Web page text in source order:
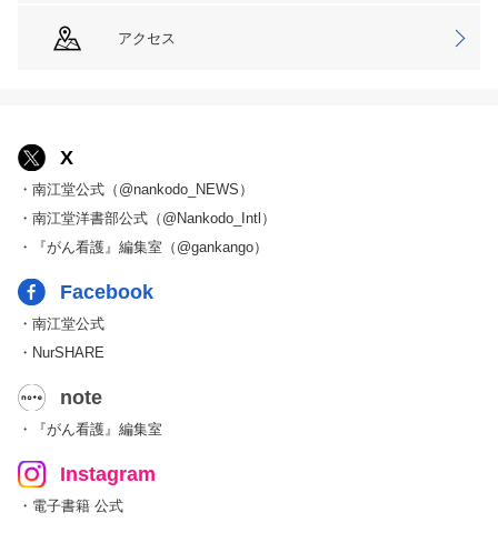
アクセス
X
・南江堂公式（@nankodo_NEWS）
・南江堂洋書部公式（@Nankodo_Intl）
・『がん看護』編集室（@gankango）
Facebook
・南江堂公式
・NurSHARE
note
・『がん看護』編集室
Instagram
・電子書籍 公式